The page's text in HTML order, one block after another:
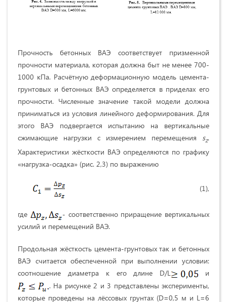
Прочность бетонных ВАЭ соответствует призменной
прочности материала, которая должна быт не менее 700-
1000 кПа. Расчётную деформационную модель цемента-
грунтовых и бетонных ВАЭ определяется в приделах его
прочности. Численные значение такой модели должна
приниматься из условия линейного деформирования. Для
этого ВАЭ подвергается испытанию на вертикальные
сжимающие нагрузки с измерением перемещения sz.
Характеристики жёсткости ВАЭ определяются по графику
«нагрузка-осадка» (рис. 2,3) по выражению
(1),
где
- соответственно приращение вертикальных
усилий и перемещений ВАЭ.
Продольная жёсткость цемента-грунтовых так и бетонных
ВАЭ считается обеспеченной при выполнении условии:
соотношение диаметра к его длине D/L
и
. На рисунке 2 и 3 представлены эксперименты,
которые проведены на лёссовых грунтах (D=0,5 м и L=6